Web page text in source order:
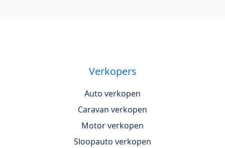
Verkopers
Auto verkopen
Caravan verkopen
Motor verkopen
Sloopauto verkopen